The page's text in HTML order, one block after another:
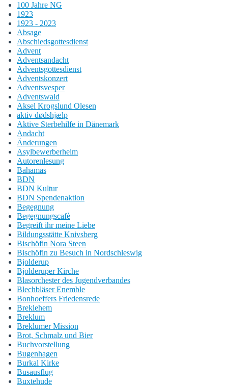
100 Jahre NG
1923
1923 - 2023
Absage
Abschiedsgottesdienst
Advent
Adventsandacht
Adventsgottesdienst
Adventskonzert
Adventsvesper
Adventswald
Aksel Krogslund Olesen
aktiv dødshjælp
Aktive Sterbehilfe in Dänemark
Andacht
Änderungen
Asylbewerberheim
Autorenlesung
Bahamas
BDN
BDN Kultur
BDN Spendenaktion
Begegnung
Begegnungscafè
Begreift ihr meine Liebe
Bildungsstätte Knivsberg
Bischöfin Nora Steen
Bischöfin zu Besuch in Nordschleswig
Bjolderup
Bjolderuper Kirche
Blasorchester des Jugendverbandes
Blechbläser Enemble
Bonhoeffers Friedensrede
Breklehem
Breklum
Breklumer Mission
Brot, Schmalz und Bier
Buchvorstellung
Bugenhagen
Burkal Kirke
Busausflug
Buxtehude